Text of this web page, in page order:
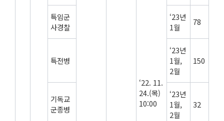
‘22. 11.
24.(목)
10:00
특임군
사경찰
‘23년
1월
78
특전병
‘23년
1월,
2월
150
기독교
군종병
‘23년
1월,
2월
32